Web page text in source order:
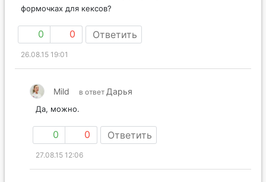
формочках для кексов?
0 0 Ответить
26.08.15 19:01
Mild в ответ Дарья
Да, можно.
0 0 Ответить
27.08.15 12:06